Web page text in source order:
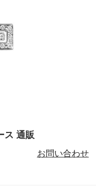
ス 通販
お問い合わせ